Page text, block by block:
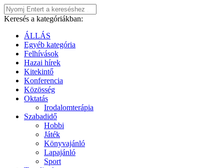
Keresés a kategóriákban:
ÁLLÁS
Egyéb kategória
Felhívások
Hazai hírek
Kitekintő
Konferencia
Közösség
Oktatás
Irodalomterápia
Szabadidő
Hobbi
Játék
Könyvajánló
Lapajánló
Sport